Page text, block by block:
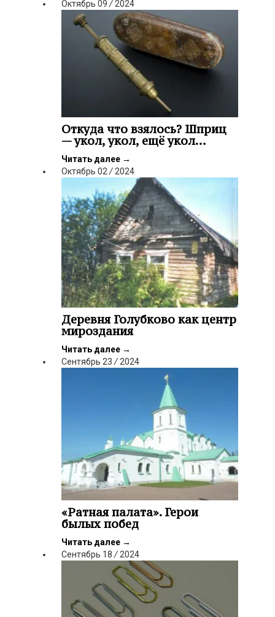
Октябрь 09 / 2024
Откуда что взялось? Шприц
— укол, укол, ещё укол…
Читать далее →
Октябрь 02 / 2024
Деревня Голубково как центр
мироздания
Читать далее →
Сентябрь 23 / 2024
«Ратная палата». Герои
былых побед
Читать далее →
Сентябрь 18 / 2024